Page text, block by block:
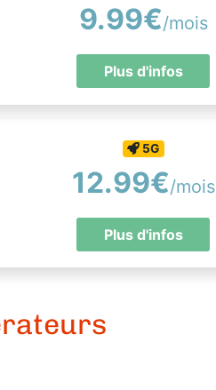
9.99€/mois
Plus d'infos
5G
12.99€/mois
Plus d'infos